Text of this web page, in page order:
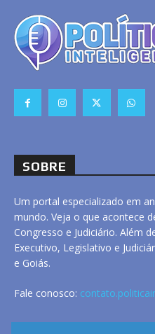
SOBRE
Um portal especializado em
mundo. Veja o que acontece
Congresso e Judiciário. Além
Executivo, Legislativo e
e Goiás.
Fale conosco: